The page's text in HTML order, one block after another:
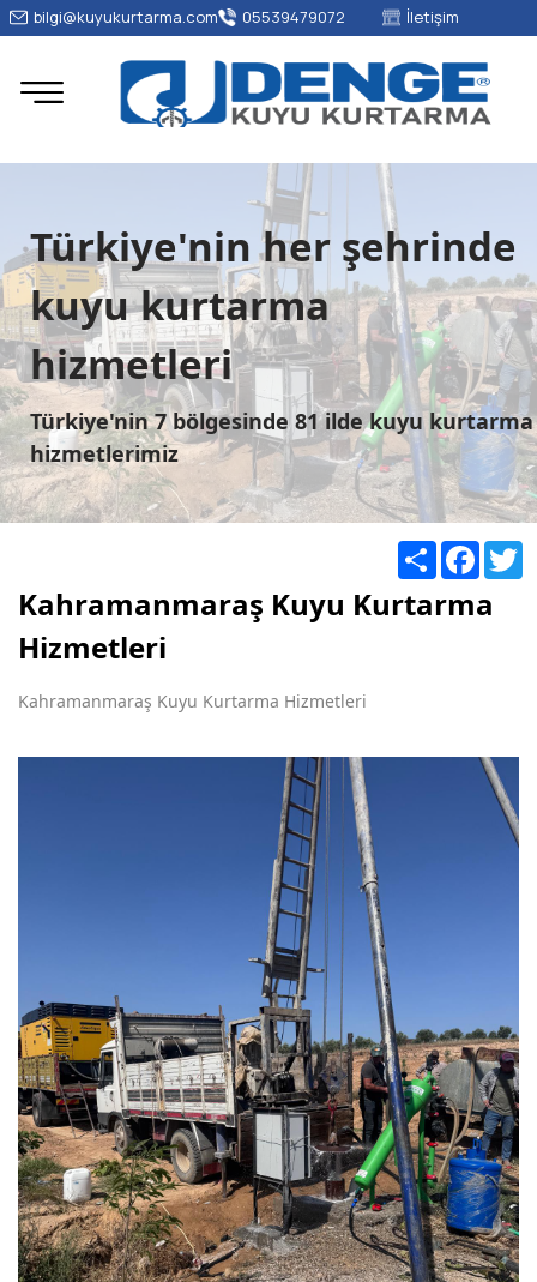
Türkiye'nin her şehrinde
kuyu kurtarma
hizmetleri
Türkiye'nin 7 bölgesinde 81 ilde kuyu kurtarma
hizmetlerimiz
Kahramanmaraş Kuyu Kurtarma
Hizmetleri
Kahramanmaraş Kuyu Kurtarma Hizmetleri
Share
bilgi@kuyukurtarma.com 05539479072 İletişim